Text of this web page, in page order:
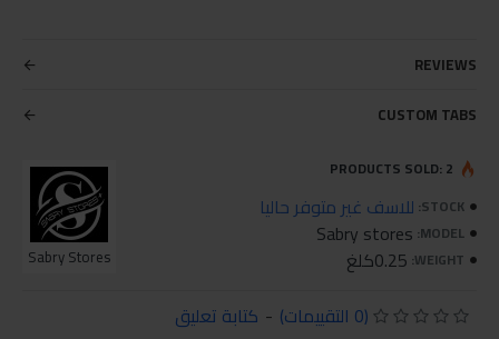
REVIEWS
CUSTOM TABS
STOCK: للاسف غير متوفر حاليا
MODEL:
Sabry stores
WEIGHT: 0.25كلغ Sabry Stores
PRODUCTS SOLD: 2
(0 التقييمات) - كتابة تعليق